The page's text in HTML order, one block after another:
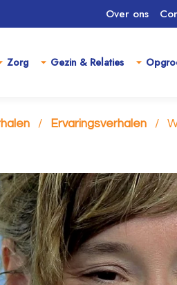
Over ons
Zorg Gezin & Relaties
Ervaringsverhalen